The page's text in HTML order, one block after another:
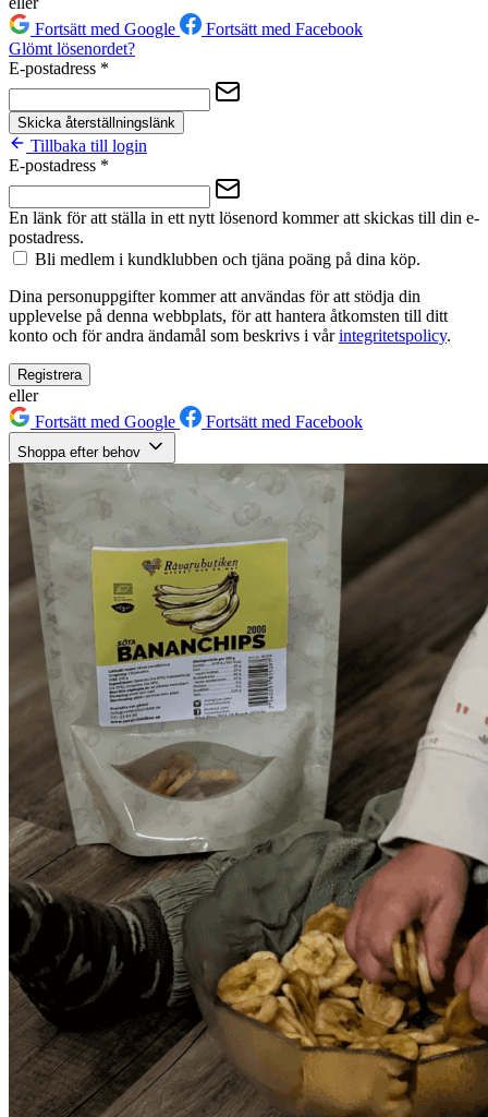
Fortsätt med Google
Fortsätt med Facebook
Glömt lösenordet?
E-postadress *
Skicka återställningslänk
Tillbaka till login
E-postadress *
En länk för att ställa in ett nytt lösenord kommer att skickas till din e-
postadress.
Bli medlem i kundklubben och tjäna poäng på dina köp.
Dina personuppgifter kommer att användas för att stödja din
upplevelse på denna webbplats, för att hantera åtkomsten till ditt
konto och för andra ändamål som beskrivs i vårintegritetspolicy.
Registrera
eller
Fortsätt med Google
Fortsätt med Facebook
Shoppa efter behov